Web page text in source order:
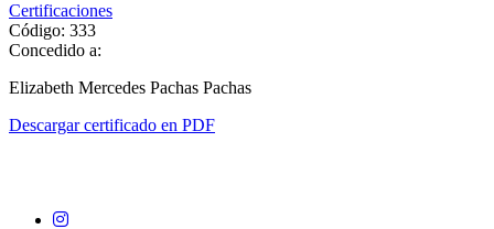
Certificaciones
Código: 333
Concedido a:
Elizabeth Mercedes Pachas Pachas
Descargar certificado en PDF